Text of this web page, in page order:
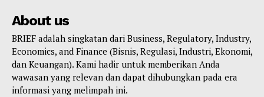
About us
BRIEF adalah singkatan dari Business, Regulatory, Industry,
Economics, and Finance (Bisnis, Regulasi, Industri, Ekonomi,
dan Keuangan). Kami hadir untuk memberikan Anda
wawasan yang relevan dan dapat dihubungkan pada era
informasi yang melimpah ini.